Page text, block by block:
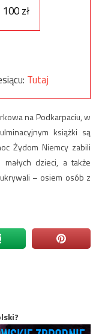
100 zł
Tutaj
na Podkarpaciu, w
książki są
Żydom Niemcy zabili
dzieci, a także
– osiem osób z